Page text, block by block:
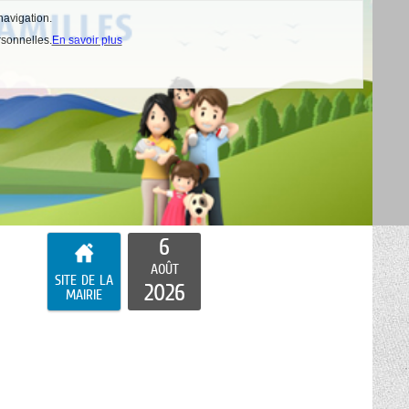
En savoir plus
SITE DE LA
MAIRIE
6
AOÛT
2026